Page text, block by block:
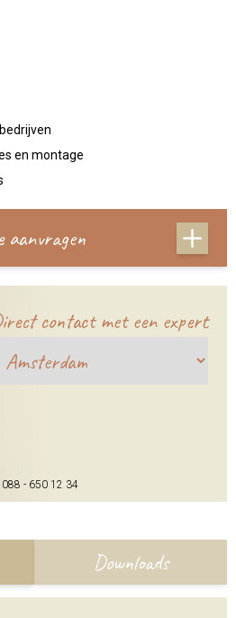
en montage
aanvragen
contact met een expert
088 - 650 12 34
Downloads